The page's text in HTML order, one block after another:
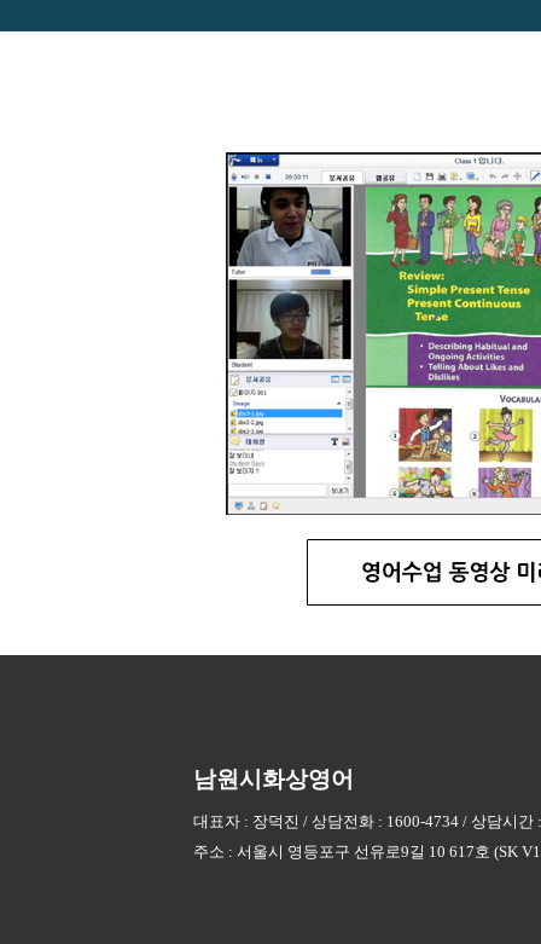
남원시화상영어
대표자 : 장덕진 / 상담전화 : 1600-4734 / 상담시간
주소 : 서울시 영등포구 선유로9길 10 617호 (SK